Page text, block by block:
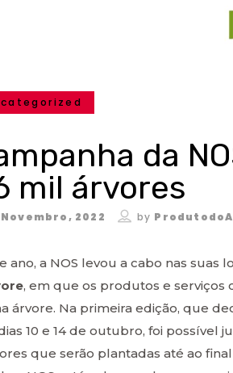
da
mil árvores
Novembro, 2022 by
ano, a NOS levou a cabo nas suas
, em que os produtos e
árvore. Na primeira edição, que
10 e 14 de outubro, foi possível
que serão plantadas até ao